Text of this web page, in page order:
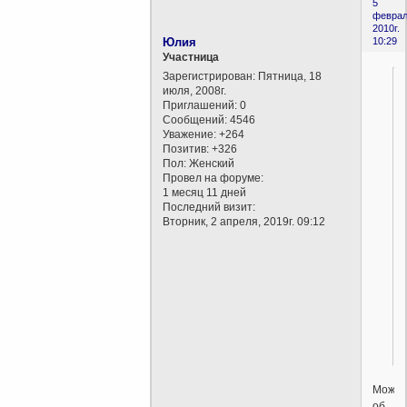
5
2010г.
10:29
Юлия
Участница
Зарегистрирован: Пятница, 18
июля, 2008г.
Приглашений: 0
Сообщений: 4546
Уважение: +264
Позитив: +326
Пол: Женский
Провел на форуме:
1 месяц 11 дней
Последний визит:
Вторник, 2 апреля, 2019г. 09:12